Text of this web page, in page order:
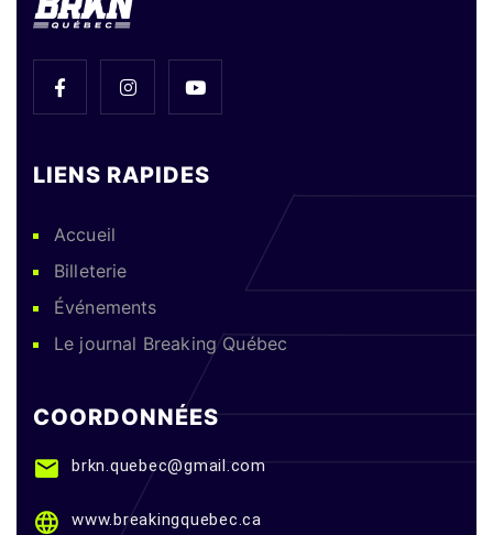
LIENS RAPIDES
Accueil
Billeterie
Événements
Le journal Breaking Québec
COORDONNÉES
brkn.quebec@gmail.com
www.breakingquebec.ca